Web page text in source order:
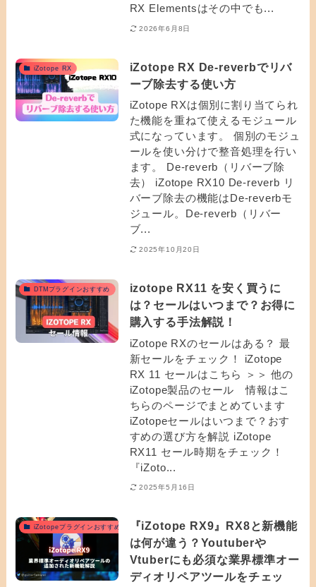
RX Elementsはその中でも...
2026年6月8日
iZotope RX
iZotope RX De-reverbでリバ
ーブ除去する使い方
iZotope RXは個別に割り当てられ
た機能を重ねて使えるモジュール
式になっています。 個別のモジュ
ールを使い分けで整音処理を行い
ます。 De-reverb（リバーブ除
去） iZotope RX10 De-reverb リ
バーブ除去の機能はDe-reverbモ
ジュール。De-reverb（リバー
ブ...
2025年10月20日
DTMプラグインおすすめ
izotope RX11 を安く買うに
は？セールはいつまで？お得に
購入する手法解説！
iZotope RXのセールはある？ 最
新セールをチェック！ iZotope
RX 11 セールはこちら ＞＞ 他の
iZotope製品のセール 情報はこ
ちらのページでまとめています
iZotopeセールはいつまで？おす
すめの選び方を解説 iZotope
RX11 セール時期をチェック！
『iZoto...
2025年5月16日
iZotopeプラグインおすすめ
『iZotope RX9』RX8と新機能
は何が違う？Youtuberや
Vtuberにも必須な業界標準オー
ディオリペアツールをチェッ